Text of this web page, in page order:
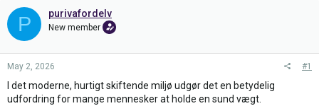
P purivafordelv
New member
May 2, 2026 #1
I det moderne, hurtigt skiftende miljø udgør det en betydelig
udfordring for mange mennesker at holde en sund vægt.